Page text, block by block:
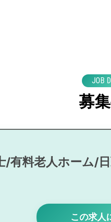
JOB
募
/有料老人ホーム/
この求人